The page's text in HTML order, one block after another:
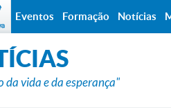
da vida e da esperança"
Eventos Formação Notícias